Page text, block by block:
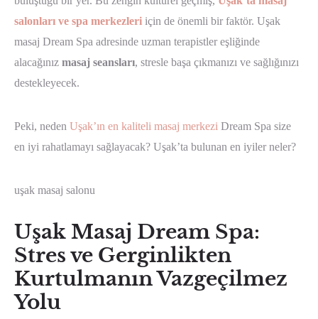
salonları ve spa merkezleri için de önemli bir faktör. Uşak
masaj Dream Spa adresinde uzman terapistler eşliğinde
alacağınız masaj seansları, stresle başa çıkmanızı ve sağlığınızı
destekleyecek.
Peki, neden Uşak’ın en kaliteli masaj merkezi Dream Spa size
en iyi rahatlamayı sağlayacak? Uşak’ta bulunan en iyiler neler?
uşak masaj salonu
Uşak Masaj Dream Spa:
Stres ve Gerginlikten
Kurtulmanın Vazgeçilmez
Yolu